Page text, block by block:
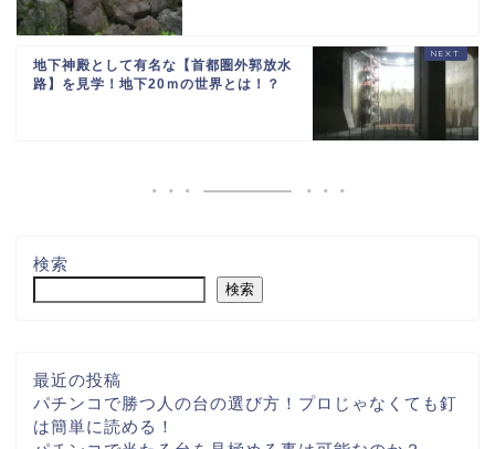
地下神殿として有名な【首都圏外郭放水
路】を見学！地下20ｍの世界とは！？
検索
検索
最近の投稿
パチンコで勝つ人の台の選び方！プロじゃなくても釘
は簡単に読める！